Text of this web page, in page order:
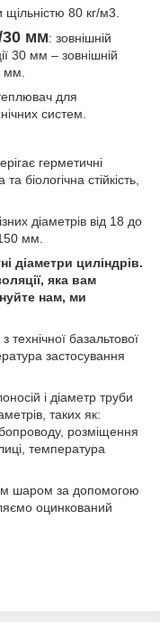
щільністю 80 кг/м3.
30 мм: зовнішній
30 мм – зовнішній
мм.
для
систем.
герметичні
біологічна стійкість,
діаметрів від 18 до
мм.
діаметри циліндрів.
яка вам
нам, ми
технічної базальтової
застосування
і діаметр труби
таких як:
розміщення
температура
шаром за допомогою
оцинкований